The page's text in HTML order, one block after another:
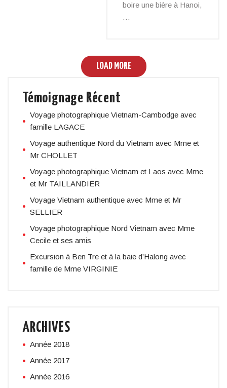
boire une bière à Hanoi,
…
LOAD MORE
Témoignage Récent
Voyage photographique Vietnam-Cambodge avec
famille LAGACE
Voyage authentique Nord du Vietnam avec Mme et
Mr CHOLLET
Voyage photographique Vietnam et Laos avec Mme
et Mr TAILLANDIER
Voyage Vietnam authentique avec Mme et Mr
SELLIER
Voyage photographique Nord Vietnam avec Mme
Cecile et ses amis
Excursion à Ben Tre et à la baie d’Halong avec
famille de Mme VIRGINIE
ARCHIVES
Année 2018
Année 2017
Année 2016